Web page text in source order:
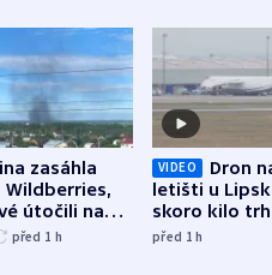
zasáhla
Wildberries,
útočili na
či
před 1 h
VIDEO
Dron
letišti u
skoro kilo
indicie
před 1h